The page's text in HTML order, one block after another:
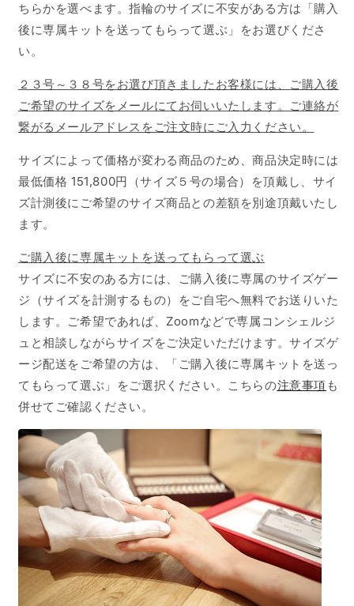
ちらかを選べます。指輪のサイズに不安がある方は「購入
後に専属キットを送ってもらって選ぶ」をお選びくださ
い。
２３号～３８号をお選び頂きましたお客様には、ご購入後
ご希望のサイズをメールにてお伺いいたします。ご連絡が
繋がるメールアドレスをご注文時にご入力ください。
サイズによって価格が変わる商品のため、商品決定時には
最低価格 151,800円（サイズ５号の場合）を頂戴し、サイ
ズ計測後にご希望のサイズ商品との差額を別途頂戴いたし
ます。
ご購入後に専属キットを送ってもらって選ぶ
サイズに不安のある方には、ご購入後に専属のサイズゲー
ジ（サイズを計測するもの）をご自宅へ無料でお送りいた
します。ご希望であれば、Zoomなどで専属コンシェルジ
ュと相談しながらサイズをご決定いただけます。サイズゲ
ージ配送をご希望の方は、「ご購入後に専属キットを送っ
てもらって選ぶ」をご選択ください。こちらの注意事項 も
併せてご確認ください。